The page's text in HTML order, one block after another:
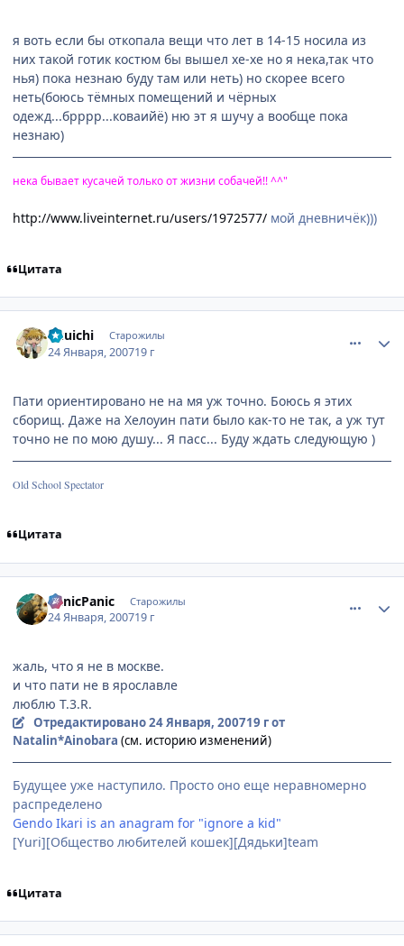
я воть если бы откопала вещи что лет в 14-15 носила из
них такой готик костюм бы вышел хе-хе но я нека,так что
нья) пока незнаю буду там или неть) но скорее всего
неть(боюсь тёмных помещений и чёрных
одежд...брррр...коваийё) ню эт я шучу а вообще пока
незнаю)
нека бывает кусачей только от жизни собачей!! ^^"
http://www.liveinternet.ru/users/1972577/ мой дневничёк)))
Цитата
Yuuichi Старожилы
24 Января, 200719 г
Пати ориентировано не на мя уж точно. Боюсь я этих
сборищ. Даже на Хелоуин пати было как-то не так, а уж тут
точно не по мою душу... Я пасс... Буду ждать следующую )
Old School Spectator
Цитата
PanicPanic Старожилы
24 Января, 200719 г
жаль, что я не в москве.
и что пати не в ярославле
люблю T.3.R.
Отредактировано24 Января, 200719 гот
Natalin*Ainobara (см. историю изменений)
Будущее уже наступило. Просто оно еще неравномерно
распределено
Gendo Ikari is an anagram for "ignore a kid"
[Yuri][Общество любителей кошек][Дядьки]team
Цитата